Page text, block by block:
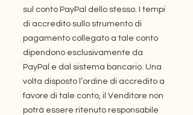
sul conto PayPal dello stesso. I tempi
di accredito sullo strumento di
pagamento collegato a tale conto
dipendono esclusivamente da
PayPal e dal sistema bancario. Una
volta disposto l’ordine di accredito a
favore di tale conto, il Venditore non
potrà essere ritenuto responsabile